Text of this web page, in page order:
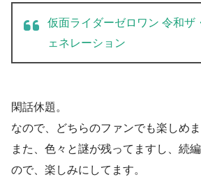
仮面ライダーゼロワン 令和ザ
ェネレーション
閑話休題。
なので、どちらのファンでも楽しめま
また、色々と謎が残ってますし、続
ので、楽しみにしてます。